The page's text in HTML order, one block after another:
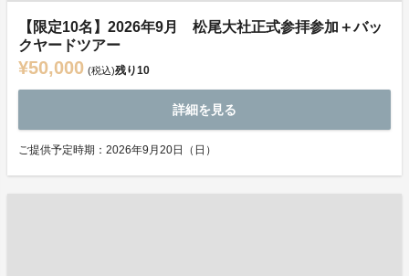
【限定10名】2026年9月 松尾大社正式参拝参加＋バッ
クヤードツアー
¥50,000 (税込)残り10
詳細を見る
ご提供予定時期：2026年9月20日（日）